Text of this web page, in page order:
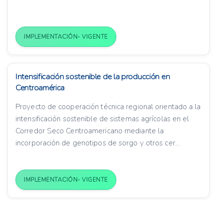
IMPLEMENTACIÓN- VIGENTE
Intensificación sostenible de la producción en
Centroamérica
Proyecto de cooperación técnica regional orientado a la
intensificación sostenible de sistemas agrícolas en el
Corredor Seco Centroamericano mediante la
incorporación de genotipos de sorgo y otros cer...
IMPLEMENTACIÓN- VIGENTE